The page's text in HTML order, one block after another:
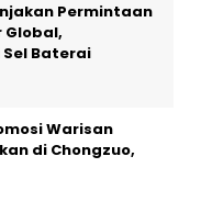
Permintaan
Global,
Baterai
Warisan
di Chongzuo,